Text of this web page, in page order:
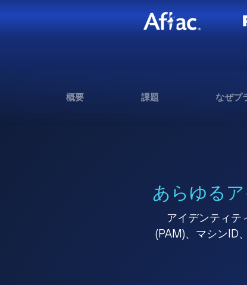
概要 課題 なぜプ
あらゆる
アイデンティテ
(PAM)、マシンID